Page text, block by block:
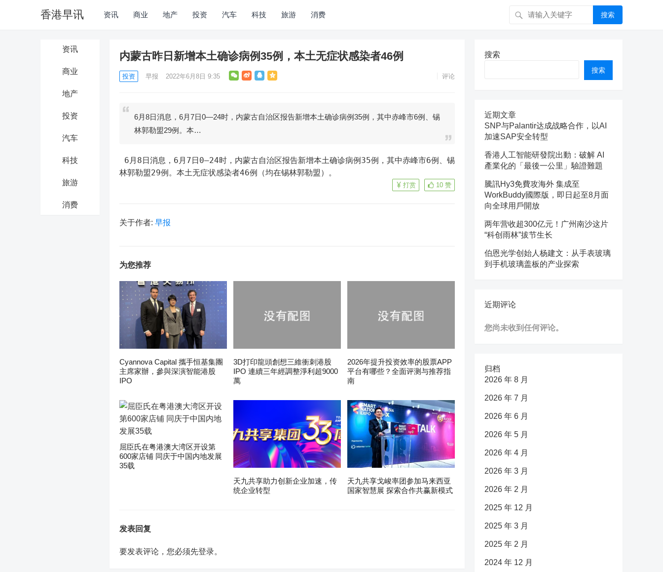
香港早讯 资讯 商业 地产 投资 汽车 科技 旅游 消费 搜索
资讯
商业
地产
投资
汽车
科技
旅游
消费
内蒙古昨日新增本土确诊病例35例，本土无症状感染者46例
投资 早报 2022年6月8日 9:35 评论
6月8日消息，6月7日0—24时，内蒙古自治区报告新增本土确诊病例35例，其中赤峰市6例、锡
林郭勒盟29例。本…
林郭勒盟29例。本土无症状感染者46例（均在锡林郭勒盟）。
10 赞
打赏
关于作者: 早报
为您推荐
Cyannova Capital 攜手恒基集團
主席家辦，參與深演智能港股
IPO
3D打印龍頭創想三維衝刺港股
IPO 連續三年經調整淨利超9000
萬
2026年提升投资效率的股票APP
平台有哪些？全面评测与推荐指
南
屈臣氏在粤港澳大湾区开设第
600家店铺 同庆于中国内地发展
35载
天九共享助力创新企业加速，传
统企业转型
天九共享戈峻率团参加马来西亚
国家智慧展 探索合作共赢新模式
发表回复
要发表评论，您必须先登录。
搜索
搜索
近期文章
SNP与Palantir达成战略合作，以AI
加速SAP安全转型
香港人工智能研發院出動：破解 AI
產業化的「最後一公里」驗證難題
騰訊Hy3免費攻海外 集成至
WorkBuddy國際版，即日起至8月面
向全球用戶開放
两年营收超300亿元！广州南沙这片
“科创雨林”拔节生长
伯恩光学创始人杨建文：从手表玻璃
到手机玻璃盖板的产业探索
近期评论
您尚未收到任何评论。
归档
2026 年 8 月
2026 年 7 月
2026 年 6 月
2026 年 5 月
2026 年 4 月
2026 年 3 月
2026 年 2 月
2025 年 12 月
2025 年 3 月
2025 年 2 月
2024 年 12 月